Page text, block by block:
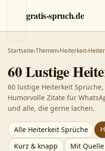
gratis-spruch.de
Startseite›Themen›Heiterkeit›
60Lustige
60 lustige Heiterkeit
Humorvolle Zitate für
und alle, die gerne lachen.
Alle Heiterkeit Sprüche
Kurz & knapp
Mit Quelle